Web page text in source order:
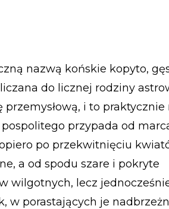
nazwą końskie kopyto,
do licznej rodziny
i to praktycznie
przypada od
po przekwitnięciu
a od spodu szare i pokryte
wilgotnych, lecz
w porastających je